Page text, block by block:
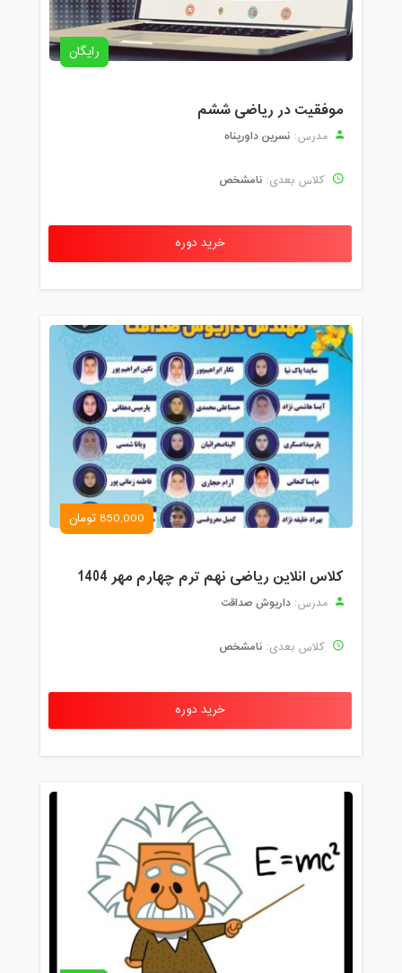
رایگان
موفقیت در ریاضی ششم
مدرس: نسرین داورپناه
کلاس بعدی: نامشخص
خرید دوره
850,000 تومان
کلاس انلاین ریاضی نهم ترم چهارم مهر 1404
مدرس: داریوش صداقت
کلاس بعدی: نامشخص
خرید دوره